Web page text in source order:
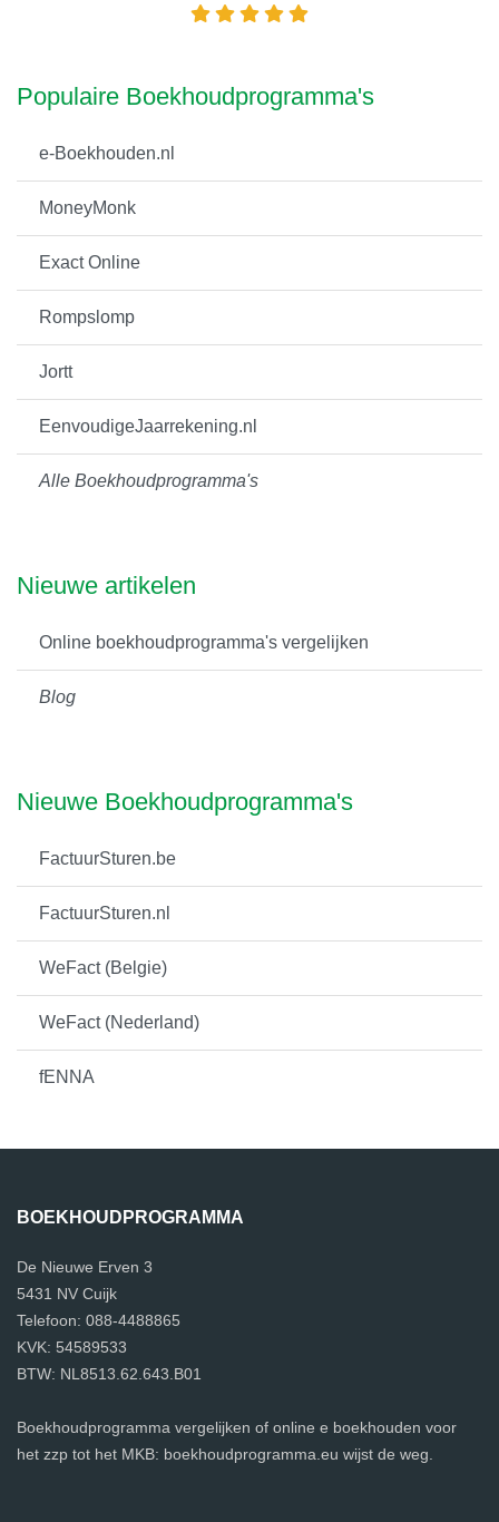
Populaire Boekhoudprogramma's
e-Boekhouden.nl
MoneyMonk
Exact Online
Rompslomp
Jortt
EenvoudigeJaarrekening.nl
Alle Boekhoudprogramma's
Nieuwe artikelen
Online boekhoudprogramma's vergelijken
Blog
Nieuwe Boekhoudprogramma's
FactuurSturen.be
FactuurSturen.nl
WeFact (Belgie)
WeFact (Nederland)
fENNA
BOEKHOUDPROGRAMMA
De Nieuwe Erven 3
5431 NV Cuijk
Telefoon: 088-4488865
KVK: 54589533
BTW: NL8513.62.643.B01
Boekhoudprogramma vergelijken of online e boekhouden voor
het zzp tot het MKB: boekhoudprogramma.eu wijst de weg.